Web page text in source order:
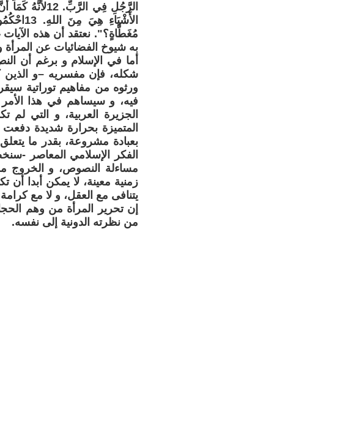
الرَّجُلِ فِي
مُغَطَّاةٍ؟". نعتقد أن هذه الآيات
به شيوخ الفضائيات عن
أما في الإسلام و برغم أن
شكله، فإن مفسريه –و الذين
ورثوه من مفاهيم توراتية
فيه، و سيساهم في هذا
الجزيرة العربية، و التي
المتميزة بحرارة شديدة
بعبادة مشروعة، بقدر ما
الفكر الإسلامي المعاصر -
مساءلة النصوص، و الخروج
زمنية معينة، لا يمكن أبدا أن
يتنافى مع العقل، و لا مع
إن تحرير المرأة من وهم
من نظرته الدونية إلى نفسه.